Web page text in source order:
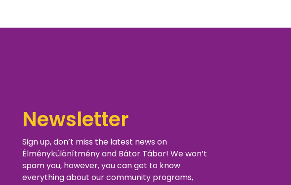
Newsletter
Sign up, don’t miss the latest news on
Élménykülönítmény and Bátor Tábor! We won’t
spam you, however, you can get to know
everything about our community programs,